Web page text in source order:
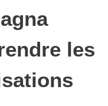
les